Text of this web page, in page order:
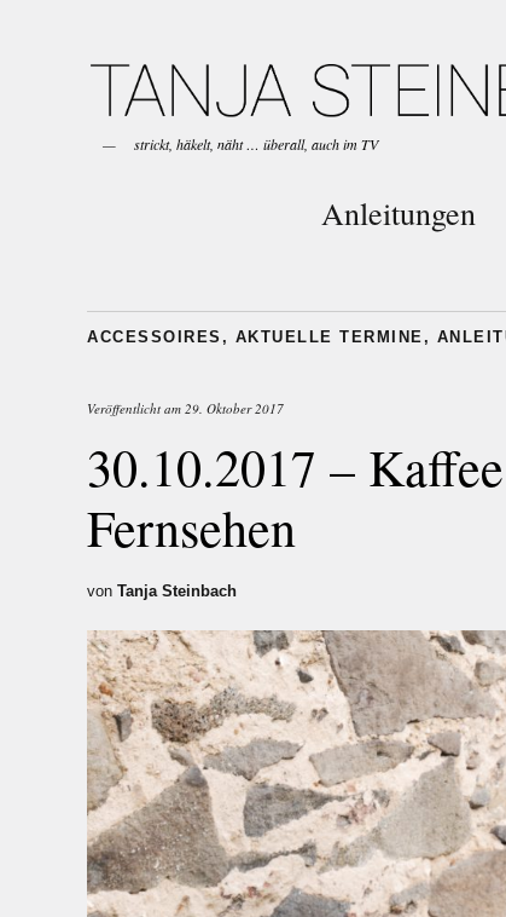
strickt, häkelt, näht … überall, auch im TV
Anleitungen
ACCESSOIRES , AKTUELLE TERMINE ,
Veröffentlicht am 29. Oktober 2017
30.10.2017 –
Fernsehen
von Tanja Steinbach